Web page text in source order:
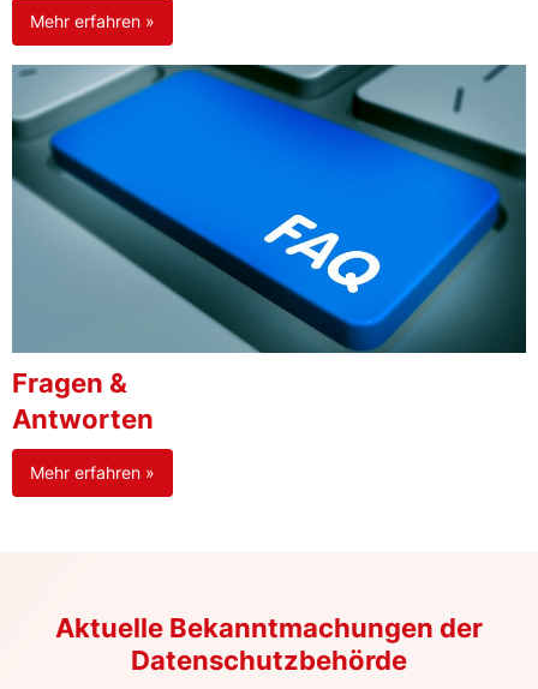
Mehr erfahren »
Fragen &
Antworten
Mehr erfahren »
Aktuelle Bekanntmachungen der
Datenschutzbehörde